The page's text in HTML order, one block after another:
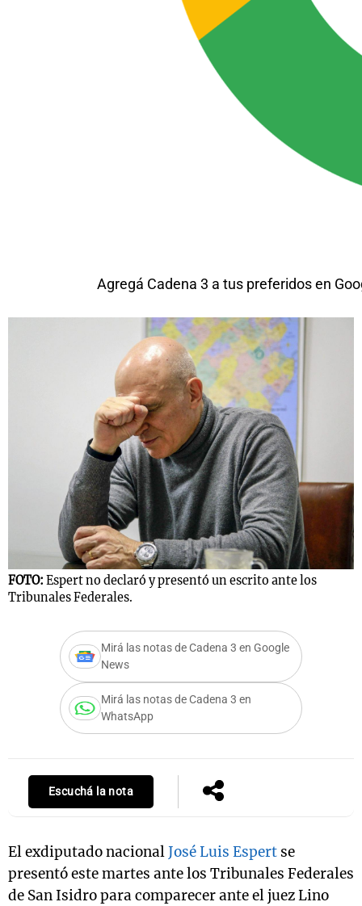
Agregá Cadena 3 a tus preferidos en
FOTO: Espert no declaró y presentó un escrito ante los
Tribunales Federales.
Mirá las notas de Cadena 3 en Google
News
Mirá las notas de Cadena 3 en
WhatsApp
Escuchá la nota
El exdiputado nacionalJosé Luis Espert se
presentó este martes ante los Tribunales Federales
de San Isidro para comparecer ante el juez Lino